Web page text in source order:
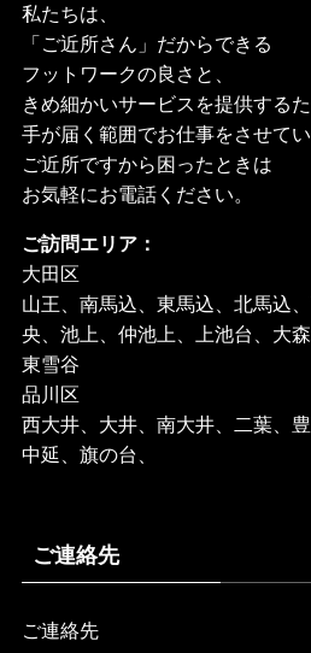
私たちは、
「ご近所さん」だからできる
フットワークの良さと、
きめ細かいサービスを提供するた
手が届く範囲でお仕事をさせてい
ご近所ですから困ったときは
お気軽にお電話ください。
ご訪問エリア：
大田区
山王、南馬込、東馬込、北馬込
央、池上、仲池上、上池台、大
東雪谷
品川区
西大井、大井、南大井、二葉、
中延、旗の台、
ご連絡先
ご連絡先